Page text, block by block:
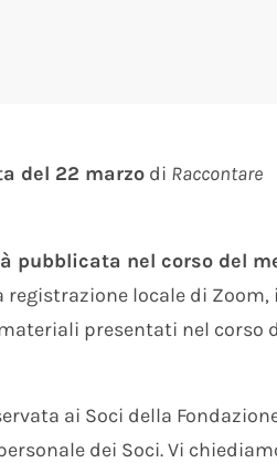
del 22 marzo di Raccontare
pubblicata nel corso del
locale di Zoom,
presentati nel corso
ai Soci della
dei Soci. Vi